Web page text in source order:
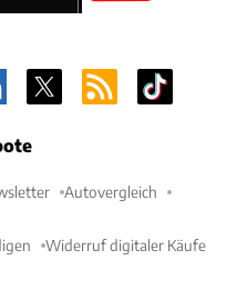
Autovergleich
Widerruf digitaler Käufe